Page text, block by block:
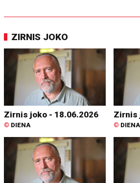
ZIRNIS JOKO
Zirnis joko - 18.06.2026
© DIENA
Zirnis
© DIENA